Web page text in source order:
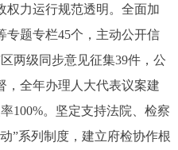
力运行规范透明。全面加
专题专栏45个，主动公开信
两级同步意见征集39件，公
，全年办理人大代表议案建
100%。坚定支持法院、检察
”系列制度，建立府检协作根